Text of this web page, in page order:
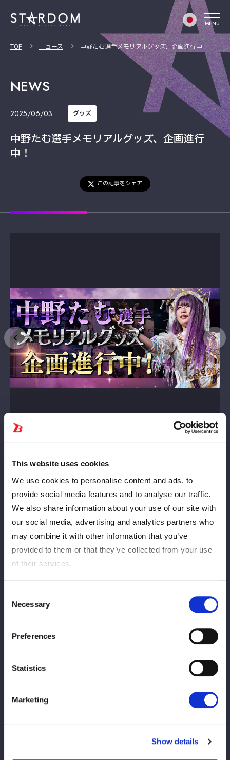
This website uses cookies
We use cookies to personalise content and ads, to
provide social media features and to analyse our traffic.
We also share information about your use of our site with
our social media, advertising and analytics partners who
may combine it with other information that you’ve
provided to them or that they’ve collected from your use
of their services.
Selection
Necessary
Preferences
Statistics
Marketing
Show details
MENU
TOP ニュース 中野たむ選手メモリアルグッズ、企画進行中！
NEWS
2025/06/03 グッズ
中野たむ選手メモリアルグッズ、企画進行
中！
この記事をシェア
４・２７横浜アリーナ大会にて引退した中野たむ選手のメモリア
ルグッズが現在企画進行中！
スターダム公式通販サイト「My STARDOM」にて発売予定で
す。
スターダム公式通販サイト「My STARDOM」はこちら